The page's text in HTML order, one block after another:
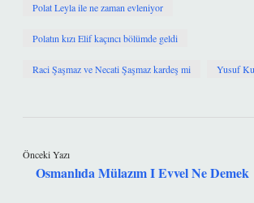
Polat Leyla ile ne zaman evleniyor
Polatın kızı Elif kaçıncı bölümde geldi
Raci Şaşmaz ve Necati Şaşmaz kardeş mi Yusuf
Önceki Yazı
Osmanlıda Mülazım I Evvel Ne Demek